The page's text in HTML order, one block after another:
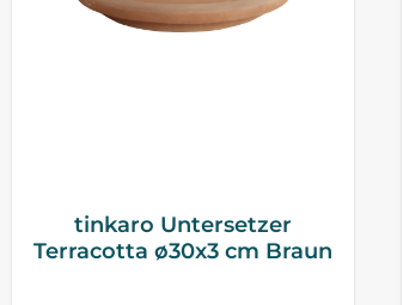
tinkaro Untersetzer
Terracotta ø30x3 cm Braun